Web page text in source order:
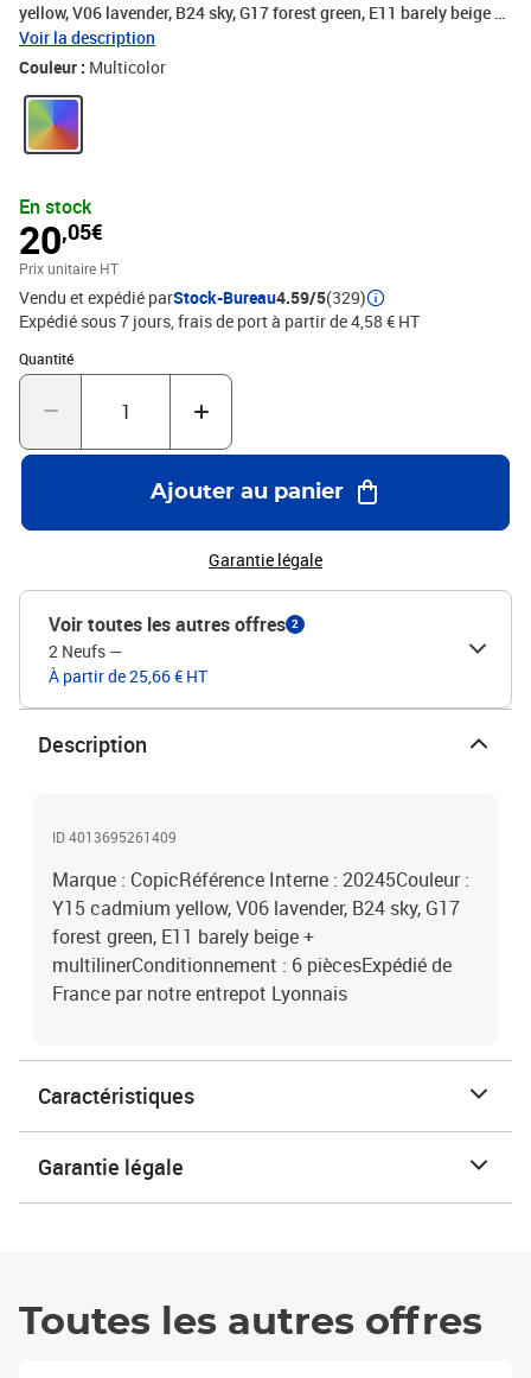
yellow, V06 lavender, B24 sky, G17 forest green, E11 barely beige +
multilinerConditionnement : 6 piècesExpédié de France par notre
entrepot Lyonnais
Voir la description
Couleur : Multicolor
En stock
20,05€
Prix unitaire HT
Vendu et expédié parStock-Bureau4.59/5(329)
Expédié sous 7 jours, frais de port à partir de 4,58 € HT
Quantité
Quantité : 1
Ajouter au panier
Garantie légale
Voir toutes les autres offres 2
2 Neufs —
À partir de 25,66 € HT
Description
ID 4013695261409
Marque : CopicRéférence Interne : 20245Couleur :
Y15 cadmium yellow, V06 lavender, B24 sky, G17
forest green, E11 barely beige +
multilinerConditionnement : 6 piècesExpédié de
France par notre entrepot Lyonnais
Caractéristiques
Garantie légale
Toutes les autres offres